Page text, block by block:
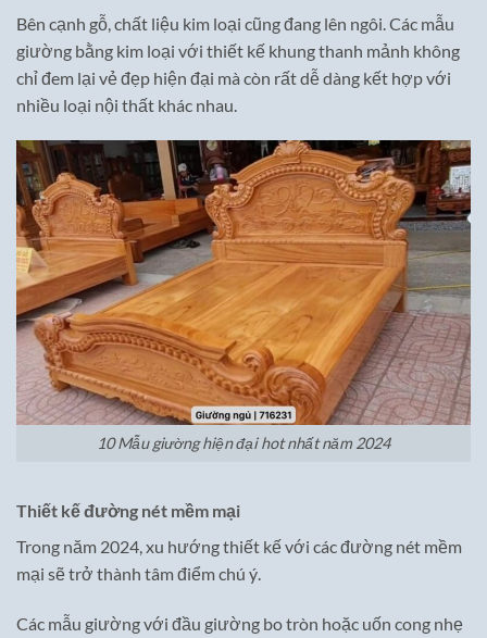
Bên cạnh gỗ, chất liệu kim loại cũng đang lên ngôi. Các mẫu
giường bằng kim loại với thiết kế khung thanh mảnh không
chỉ đem lại vẻ đẹp hiện đại mà còn rất dễ dàng kết hợp với
nhiều loại nội thất khác nhau.
10 Mẫu giường hiện đại hot nhất năm 2024
Thiết kế đường nét mềm mại
Trong năm 2024, xu hướng thiết kế với các đường nét mềm
mại sẽ trở thành tâm điểm chú ý.
Các mẫu giường với đầu giường bo tròn hoặc uốn cong nhẹ